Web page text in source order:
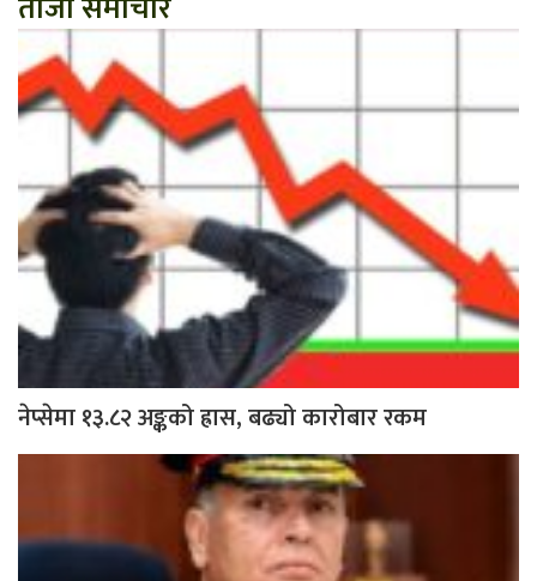
नेप्सेमा १३.८२ अङ्कको ह्रास, बढ्यो कारोबार रकम